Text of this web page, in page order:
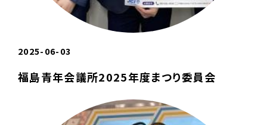
2025-06-03
福島青年会議所2025年度まつり委員会